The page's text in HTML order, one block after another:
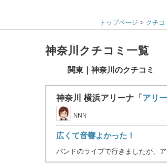
トップページ クチコ
神奈川クチコミ一覧
関東｜神奈川のクチコミ
神奈川 横浜アリーナ「 アリ
NNN
広くて音響よかった！
バンドのライブで行きましたが、